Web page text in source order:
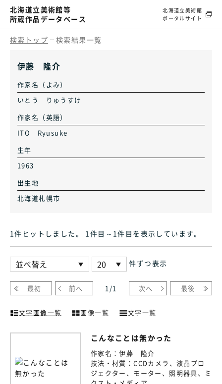
北海道立美術館等
所蔵作品データベース
北海道立美術館
ポータルサイト
検索トップ 検索結果一覧
伊藤 隆介
作家名（よみ）
いとう りゅうすけ
作家名（英語）
ITO Ryusuke
生年
1963
出生地
北海道札幌市
1件ヒット しました。 1件目～1件目 を表示しています。
件ずつ表示
最初 前へ 1 /1 次へ 最後
文字画像一覧 画像一覧 文字一覧
こんなことは無かった
作家名：伊藤 隆介
技法・材質：CCDカメラ、液晶プロ
ジェクター、モーター、照明器具、ミ